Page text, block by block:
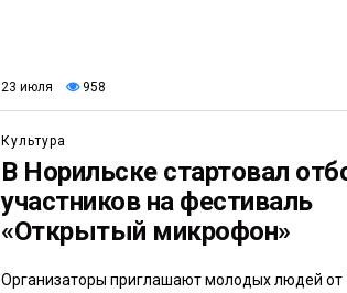
23 июля 958
Культура
В Норильске стартовал
участников на фестиваль
«Открытый микрофон»
Организаторы приглашают молодых людей от